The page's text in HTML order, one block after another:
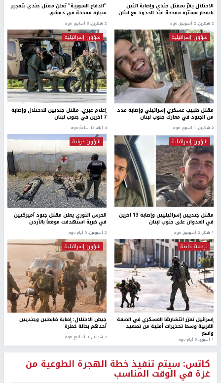
الاحتلال يقرّ بمقتل جندي وإصابة اثنين
بانفجار مسيّرة مفخخة عند الحدود مع لبنان
2 شهرين، 2 أسبوعين ago
"الدفاع السورية" تعلن مقتل جندي بتفجير
سيارة مفخخة في دمشق
2 شهرين، 3 أسابيع ago
شؤون إسرائيلية
مقتل طبيب عسكري إسرائيلي وإصابة عدد
من الجنود في معارك جنوب لبنان
2 شهرين، 1 اسبوع. ago
شؤون إسرائيلية
إعلام عبري: مقتل جنديين للاحتلال وإصابة
7 آخرين في جنوب لبنان
4 أيام، 13 ساعة ago
شؤون إسرائيلية
مقتل جنديين إسرائيليين وإصابة 13 آخرين
في العدوان على جنوب لبنان
1 شهر، 2 أسبوعين ago
شؤون دولية
الحرس الثوري يعلن مقتل جنود أميركيين
في ضربة استهدفت موقعاً بالأردن
2 أسبوعين، 5 أيام ago
ترجمة خاصة
إسرائيل تعزز انتشارها العسكري في الضفة
الغربية وسط تحذيرات أمنية من تصعيد
واسع
1 اسبوع.، 6 أيام ago
شؤون إسرائيلية
جيش الاحتلال: إصابة ضابطين وجنديين
أحدهم بحالة خطرة
2 شهرين، 3 أسابيع ago
كاتس: سيتم تنفيذ خطة الهجرة الطوعية من
غزة في الوقت المناسب